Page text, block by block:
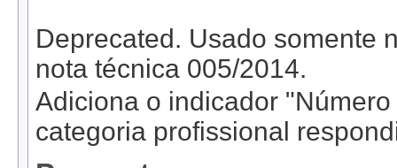
Deprecated. Usado somente
nota técnica 005/2014.
Adiciona o indicador
categoria profissional